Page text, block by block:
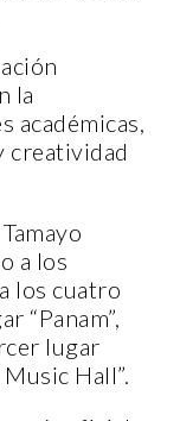
la
académicas,
creatividad
a los
los cuatro
“Panam”,
lugar
Hall”.